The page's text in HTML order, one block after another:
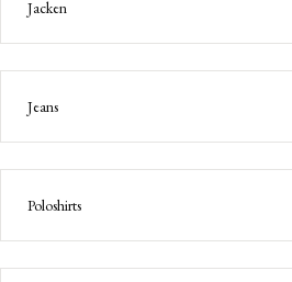
Jacken
Jeans
Poloshirts